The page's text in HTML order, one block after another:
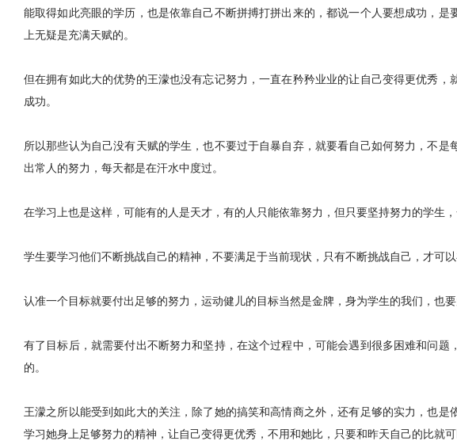
能取得如此亮眼的学历，也是依靠自己不断拼搏打拼出来的，都说一个人要想成功，
上无疑是充满天赋的。
但在拥有如此大的优势的王濛也没有忘记努力，一直在矜矜业业的让自己变得更优秀
成功。
所以那些认为自己没有天赋的学生，也不要过于自暴自弃，就要看自己如何努力，不
出常人的努力，每天都是在汗水中度过。
在学习上也是这样，可能有的人是天才，有的人只能依靠努力，但只要坚持努力的学生
学生要学习他们不断挑战自己的精神，不要满足于当前现状，只有不断挑战自己，才可
认准一个目标就要付出足够的努力，运动健儿的目标当然是金牌，身为学生的我们，也
有了目标后，就需要付出不断努力和坚持，在这个过程中，可能会遇到很多困难和问
的。
王濛之所以能受到如此大的关注，除了她的搞笑和高情商之外，还有足够的实力，也
学习她身上足够努力的精神，让自己变得更优秀，不用和她比，只要和昨天自己的比就可